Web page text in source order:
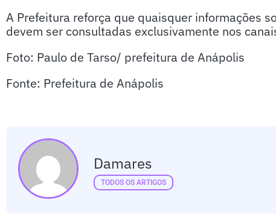
A Prefeitura reforça que quaisquer informações
devem ser consultadas exclusivamente nos
Foto: Paulo de Tarso/ prefeitura de Anápolis
Fonte: Prefeitura de Anápolis
Damares
TODOS OS ARTIGOS